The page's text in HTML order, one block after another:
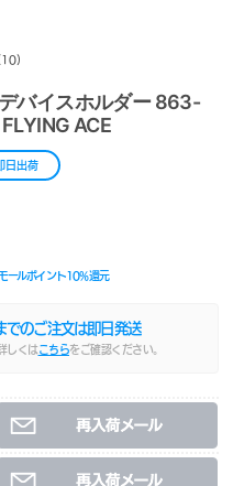
バイスホルダー 863-
ACE
日出荷
ールポイント10%還元
でのご注文は即日発送
しくは こちらをご確認ください。